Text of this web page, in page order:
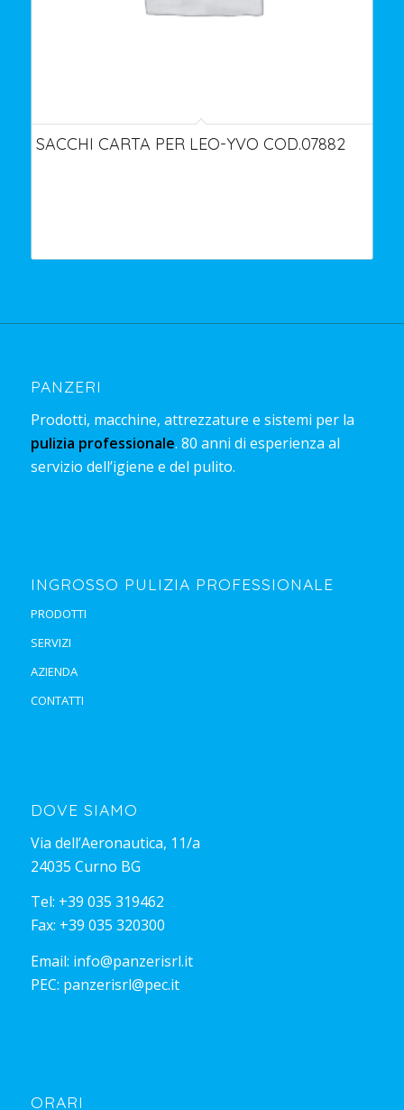
SACCHI CARTA PER LEO-YVO COD.07882
PANZERI
Prodotti, macchine, attrezzature e sistemi per la
pulizia professionale. 80 anni di esperienza al
servizio dell’igiene e del pulito.
INGROSSO PULIZIA PROFESSIONALE
PRODOTTI
SERVIZI
AZIENDA
CONTATTI
DOVE SIAMO
Via dell’Aeronautica, 11/a
24035 Curno BG
Tel: +39 035 319462
Fax: +39 035 320300
Email: info@panzerisrl.it
PEC: panzerisrl@pec.it
ORARI